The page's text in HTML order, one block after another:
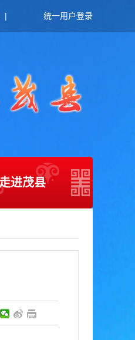
| 统一用户登录
进茂县